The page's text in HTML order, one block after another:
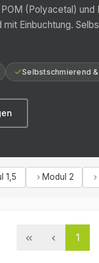
(Polyacetal) und
Einbuchtung.
Selbstschmierend
1,5 Modul 2
Seite
1